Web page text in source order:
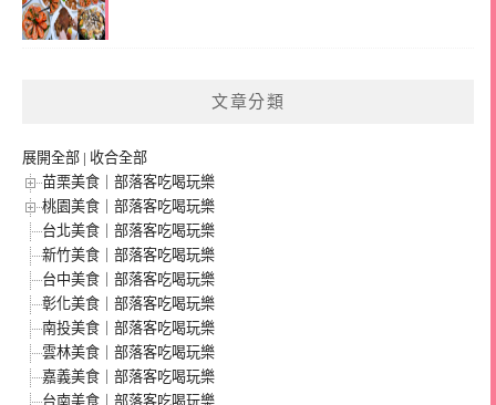
文章分類
展開全部 | 收合全部
苗栗美食｜部落客吃喝玩樂
桃園美食｜部落客吃喝玩樂
台北美食｜部落客吃喝玩樂
新竹美食｜部落客吃喝玩樂
台中美食｜部落客吃喝玩樂
彰化美食｜部落客吃喝玩樂
南投美食｜部落客吃喝玩樂
雲林美食｜部落客吃喝玩樂
嘉義美食｜部落客吃喝玩樂
台南美食｜部落客吃喝玩樂